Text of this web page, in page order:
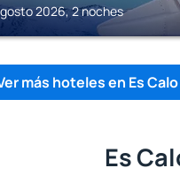
2026, 2 noches
más hoteles en Es Calo
Es